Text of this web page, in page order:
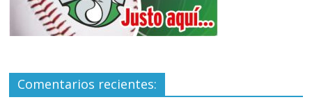
Comentarios recientes: